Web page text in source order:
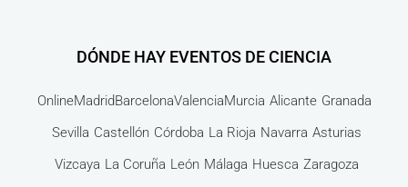
DÓNDE HAY EVENTOS DE CIENCIA
OnlineMadridBarcelonaValenciaMurcia Alicante Granada
Sevilla Castellón Córdoba La Rioja Navarra Asturias
Vizcaya La Coruña León Málaga Huesca Zaragoza